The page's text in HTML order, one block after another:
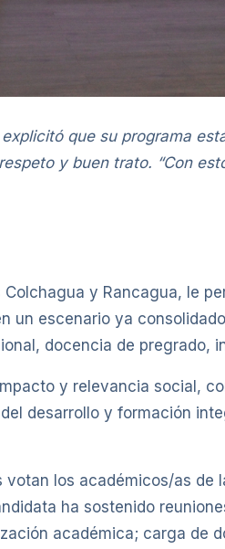
que su programa
y buen trato. “Con
y Rancagua, le
un escenario ya
docencia de pregrado,
y relevancia social,
desarrollo y formación
los académicos/as de
ha sostenido
académica; carga de